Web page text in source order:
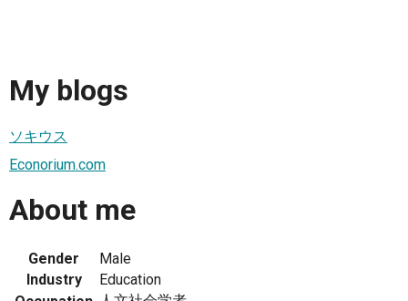
My blogs
ソキウス
Econorium.com
About me
Gender
Male
Industry
Education